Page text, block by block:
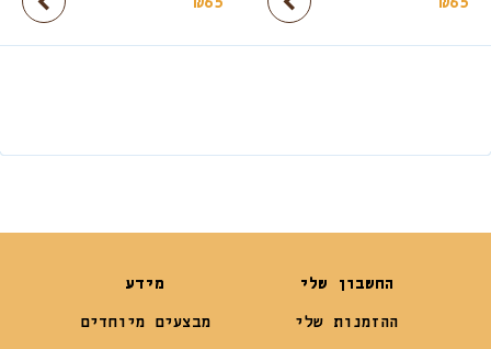
החשבון שלי
ההזמנות שלי
מידע
מבצעים מיוחדים